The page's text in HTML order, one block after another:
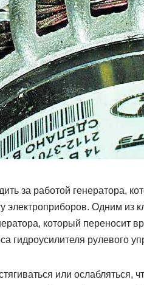
за работой генератора,
электроприборов. Одним из
который переносит
гидроусилителя рулевого
или ослабляться,